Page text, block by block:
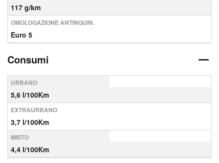
117 g/km
OMOLOGAZIONE ANTINQUIN.
Euro 5
Consumi
URBANO
5,6 l/100Km
EXTRAURBANO
3,7 l/100Km
MISTO
4,4 l/100Km